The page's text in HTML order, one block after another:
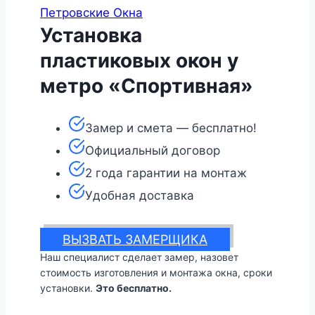
Петровские Окна
Установка
пластиковых окон у
метро «Спортивная»
Замер и смета — бесплатно!
Официальный договор
2 года гарантии на монтаж
Удобная доставка
ВЫЗВАТЬ ЗАМЕРЩИКА
Наш специалист сделает замер, назовет
стоимость изготовления и монтажа окна, сроки
установки. Это бесплатно.